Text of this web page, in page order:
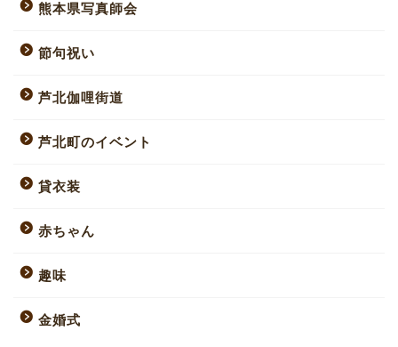
熊本県写真師会
節句祝い
芦北伽哩街道
芦北町のイベント
貸衣装
赤ちゃん
趣味
金婚式